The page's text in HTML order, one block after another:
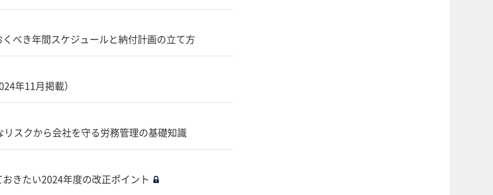
べき年間スケジュールと納付計画の立て方
年11月掲載）
スクから会社を守る労務管理の基礎知識
きたい2024年度の改正ポイント